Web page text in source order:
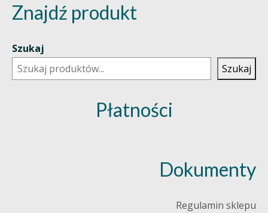
Znajdź produkt
Szukaj
Szukaj
Płatności
Dokumenty
Regulamin sklepu